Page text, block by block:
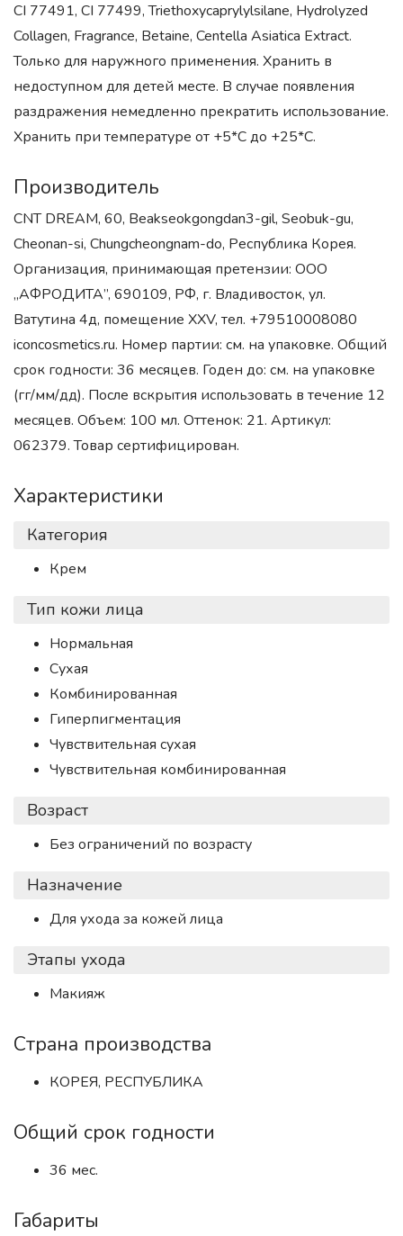
CI 77491, CI 77499, Triethoxycaprylylsilane, Hydrolyzed
Collagen, Fragrance, Betaine, Centella Asiatica Extract.
Только для наружного применения. Хранить в
недоступном для детей месте. В случае появления
раздражения немедленно прекратить использование.
Хранить при температуре от +5*С до +25*С.
Производитель
CNT DREAM, 60, Beakseokgongdan3-gil, Seobuk-gu,
Cheonan-si, Chungcheongnam-do, Республика Корея.
Организация, принимающая претензии: ООО
„АФРОДИТА”, 690109, РФ, г. Владивосток, ул.
Ватутина 4д, помещение XXV, тел. +79510008080
iconcosmetics.ru. Номер партии: см. на упаковке. Общий
срок годности: 36 месяцев. Годен до: см. на упаковке
(гг/мм/дд). После вскрытия использовать в течение 12
месяцев. Объем: 100 мл. Оттенок: 21. Артикул:
062379. Товар сертифицирован.
Характеристики
Категория
Крем
Тип кожи лица
Нормальная
Сухая
Комбинированная
Гиперпигментация
Чувствительная сухая
Чувствительная комбинированная
Возраст
Без ограничений по возрасту
Назначение
Для ухода за кожей лица
Этапы ухода
Макияж
Страна производства
КОРЕЯ, РЕСПУБЛИКА
Общий срок годности
36 мес.
Габариты